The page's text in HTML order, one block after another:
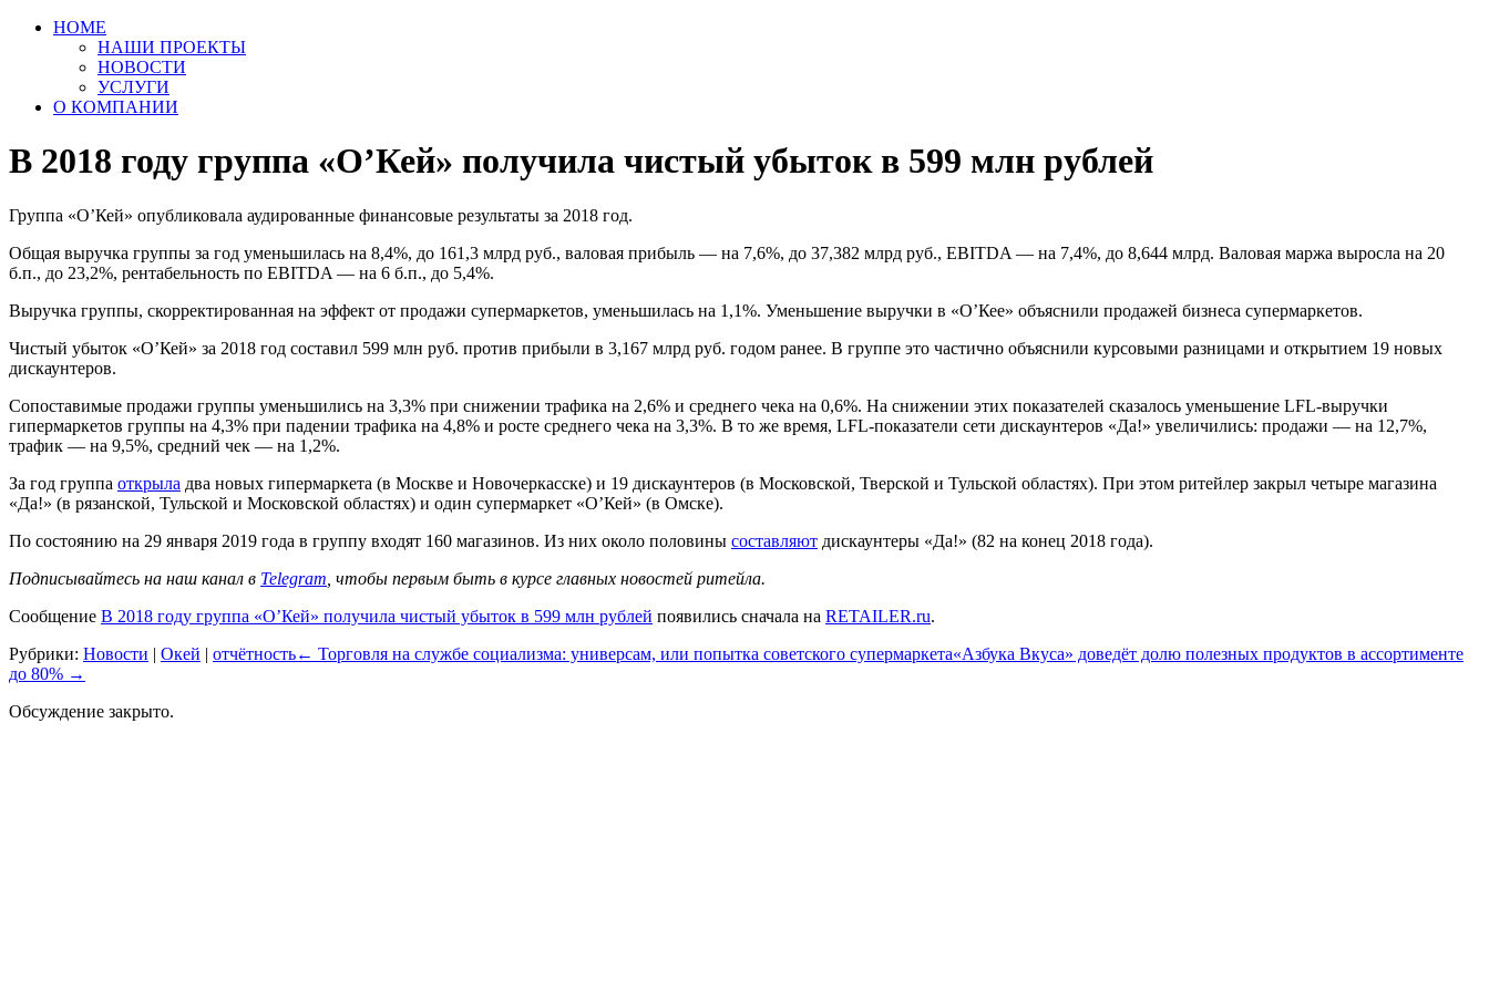
HOME
НАШИ ПРОЕКТЫ
НОВОСТИ
УСЛУГИ
О КОМПАНИИ
В 2018 году группа «О’Кей» получила чистый убыток в 599 млн рублей
Группа «О’Кей» опубликовала аудированные финансовые результаты за 2018 год.
Общая выручка группы за год уменьшилась на 8,4%, до 161,3 млрд руб., валовая прибыль — на 7,6%, до 37,382 млрд руб., EBITDA — на 7,4%, до 8,644 млрд. Валовая маржа выросла на 20
б.п., до 23,2%, рентабельность по EBITDA — на 6 б.п., до 5,4%.
Выручка группы, скорректированная на эффект от продажи супермаркетов, уменьшилась на 1,1%. Уменьшение выручки в «О’Кее» объяснили продажей бизнеса супермаркетов.
Чистый убыток «О’Кей» за 2018 год составил 599 млн руб. против прибыли в 3,167 млрд руб. годом ранее. В группе это частично объяснили курсовыми разницами и открытием 19 новых
дискаунтеров.
Сопоставимые продажи группы уменьшились на 3,3% при снижении трафика на 2,6% и среднего чека на 0,6%. На снижении этих показателей сказалось уменьшение LFL-выручки
гипермаркетов группы на 4,3% при падении трафика на 4,8% и росте среднего чека на 3,3%. В то же время, LFL-показатели сети дискаунтеров «Да!» увеличились: продажи — на 12,7%,
трафик — на 9,5%, средний чек — на 1,2%.
За год группа открыла два новых гипермаркета (в Москве и Новочеркасске) и 19 дискаунтеров (в Московской, Тверской и Тульской областях). При этом ритейлер закрыл четыре магазина
«Да!» (в рязанской, Тульской и Московской областях) и один супермаркет «О’Кей» (в Омске).
По состоянию на 29 января 2019 года в группу входят 160 магазинов. Из них около половины составляют дискаунтеры «Да!» (82 на конец 2018 года).
Подписывайтесь на наш канал в Telegram , чтобы первым быть в курсе главных новостей ритейла.
Сообщение В 2018 году группа «О’Кей» получила чистый убыток в 599 млн рублей появились сначала на RETAILER.ru.
Рубрики: Новости | Окей | отчётность← Торговля на службе социализма: универсам, или попытка советского супермаркета«Азбука Вкуса» доведёт долю полезных продуктов в ассортименте
до 80% →
Обсуждение закрыто.